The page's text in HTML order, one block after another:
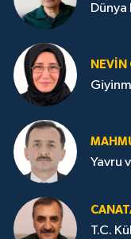
NEVİN
Yavru
T.C.